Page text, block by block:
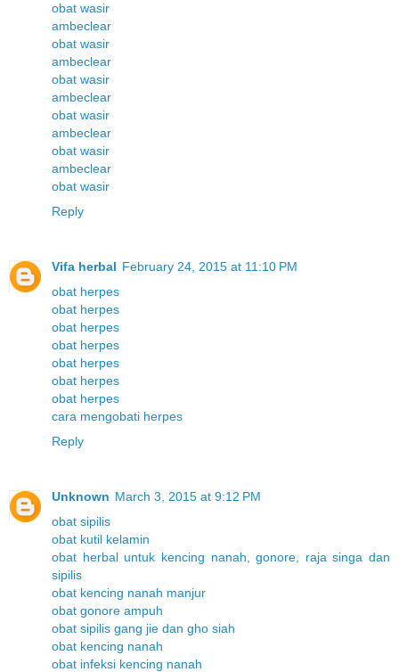
obat wasir
ambeclear
obat wasir
ambeclear
obat wasir
ambeclear
obat wasir
ambeclear
obat wasir
ambeclear
obat wasir
Reply
Vifa herbal February 24, 2015 at 11:10 PM
obat herpes
obat herpes
obat herpes
obat herpes
obat herpes
obat herpes
obat herpes
cara mengobati herpes
Reply
Unknown March 3, 2015 at 9:12 PM
obat sipilis
obat kutil kelamin
obat herbal untuk kencing nanah, gonore, raja singa dan
sipilis
obat kencing nanah manjur
obat gonore ampuh
obat sipilis gang jie dan gho siah
obat kencing nanah
obat infeksi kencing nanah